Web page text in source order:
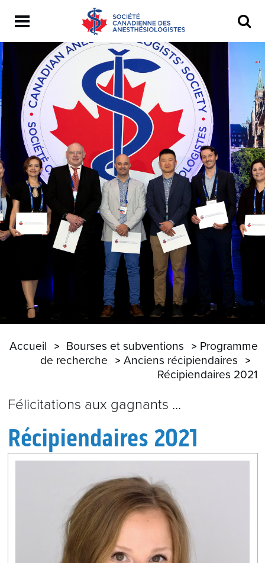
Accueil Bourses et subventions
Programme
de recherche
Anciens récipiendaires
Récipiendaires 2021
Félicitations aux gagnants ...
Récipiendaires 2021